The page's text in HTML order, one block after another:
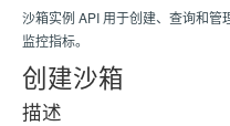
沙箱实例 API 用于创建、查询和
监控指标。
创建沙箱
描述